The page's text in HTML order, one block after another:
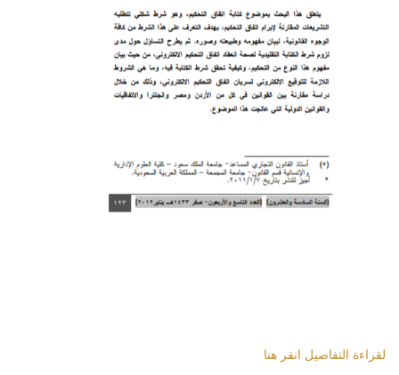
لقراءة التفاصيل انقر هنا